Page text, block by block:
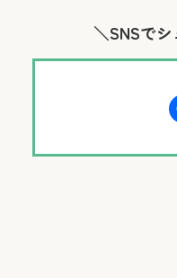
＼SNSで